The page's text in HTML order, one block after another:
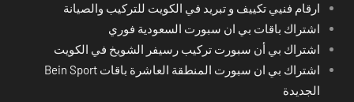
ارقام فنيي تكييف و تبريد في الكويت للتركيب والصيانة
اشتراك باقات بي ان سبورت السعودية فوري
اشتراك بي أن سبورت تركيب رسيفر الشويخ في الكويت
اشتراك بي ان سبورت المنطقة العاشرة باقات Bein Sport
الجديدة